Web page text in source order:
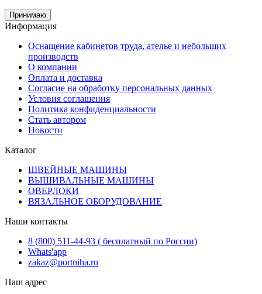
Принимаю
Информация
Оснащение кабинетов труда, ателье и небольших
производств
О компании
Оплата и доставка
Согласие на обработку персональных данных
Условия соглашения
Политика конфиденциальности
Стать автором
Новости
Каталог
ШВЕЙНЫЕ МАШИНЫ
ВЫШИВАЛЬНЫЕ МАШИНЫ
ОВЕРЛОКИ
ВЯЗАЛЬНОЕ ОБОРУДОВАНИЕ
Наши контакты
8 (800) 511-44-93 ( бесплатный по России)
Whats'app
zakaz@portniha.ru
Наш адрес